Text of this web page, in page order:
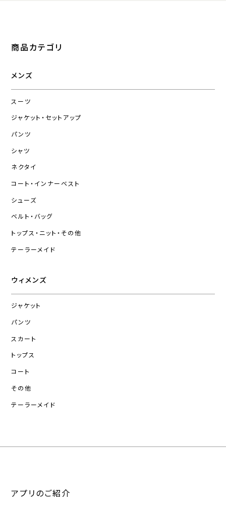
商品カテゴリ
メンズ
スーツ
ジャケット・セットアップ
パンツ
シャツ
ネクタイ
コート・インナーベスト
シューズ
ベルト・バッグ
トップス・ニット・その他
テーラーメイド
ウィメンズ
ジャケット
パンツ
スカート
トップス
コート
その他
テーラーメイド
アプリのご紹介